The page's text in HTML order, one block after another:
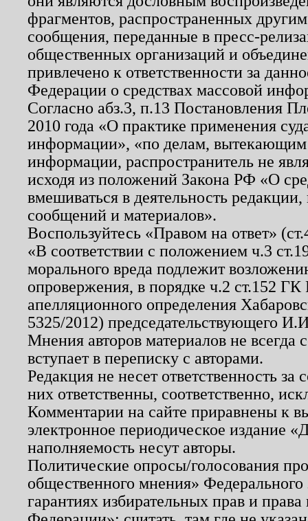
фрагментов, распространенных
сообщения, переданные в пресс-
общественных организаций и
привлечено к ответственности за
Федерации о средствах массовой
Согласно абз.3, п.13 Постановления
2010 года «О практике применения
информации», «по делам, вытекающим
информации, распространитель не
исходя из положений Закона РФ «О
вмешиваться в деятельность
сообщений и материалов».
Воспользуйтесь «Правом на ответ»
«В соответствии с положением ч.3
морального вреда подлежит
опровержения, в порядке ч.2 ст.152
апелляционного определения
5325/2012) председательствующего
Мнения авторов материалов не
вступает в переписку с авторами.
Редакция не несет ответственность
них ответственны, соответственно,
Комментарии на сайте приравнены к
электронное периодическое издание
наполняемость несут авторы.
Политические опросы/голосования
общественного мнения»
гарантиях избирательных прав и